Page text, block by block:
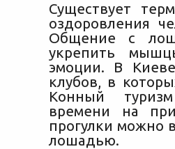
Существует
оздоровления
Общение с
укрепить
эмоции. В
клубов, в
Конный
времени на
прогулки можно
лошадью.